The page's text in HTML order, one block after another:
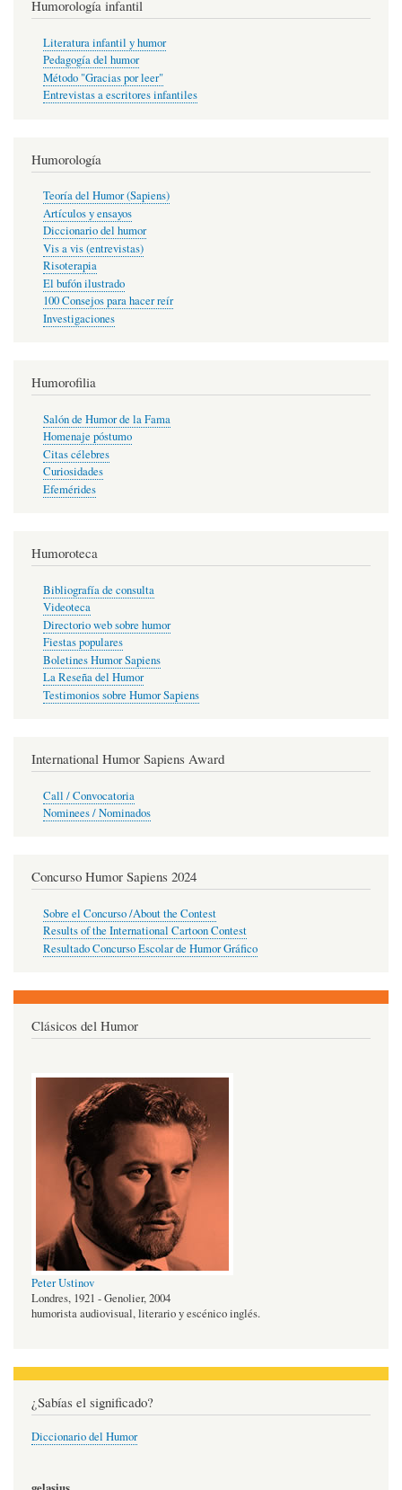
Humorología infantil
Literatura infantil y humor
Pedagogía del humor
Método "Gracias por leer"
Entrevistas a escritores infantiles
Humorología
Teoría del Humor (Sapiens)
Artículos y ensayos
Diccionario del humor
Vis a vis (entrevistas)
Risoterapia
El bufón ilustrado
100 Consejos para hacer reír
Investigaciones
Humorofilia
Salón de Humor de la Fama
Homenaje póstumo
Citas célebres
Curiosidades
Efemérides
Humoroteca
Bibliografía de consulta
Videoteca
Directorio web sobre humor
Fiestas populares
Boletines Humor Sapiens
La Reseña del Humor
Testimonios sobre Humor Sapiens
International Humor Sapiens Award
Call / Convocatoria
Nominees / Nominados
Concurso Humor Sapiens 2024
Sobre el Concurso /About the Contest
Results of the International Cartoon Contest
Resultado Concurso Escolar de Humor Gráfico
Clásicos del Humor
Peter Ustinov
Londres, 1921 - Genolier, 2004
humorista audiovisual, literario y escénico inglés.
¿Sabías el significado?
Diccionario del Humor